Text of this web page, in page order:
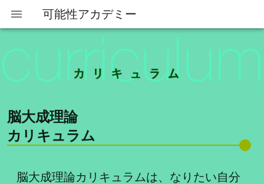
可能性アカデミー
脳大成理論
カリキュラム
脳大成理論カリキュラムは、なりたい自分